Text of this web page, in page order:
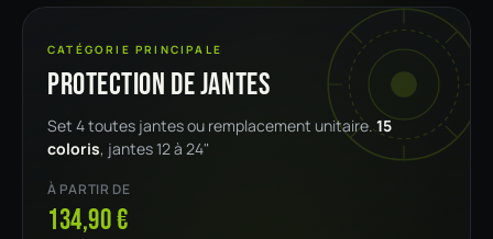
CATÉGORIE PRINCIPALE
Protection de jantes
Set 4 toutes jantes ou remplacement unitaire.15
coloris, jantes 12 à 24"
À PARTIR DE
134,90 €